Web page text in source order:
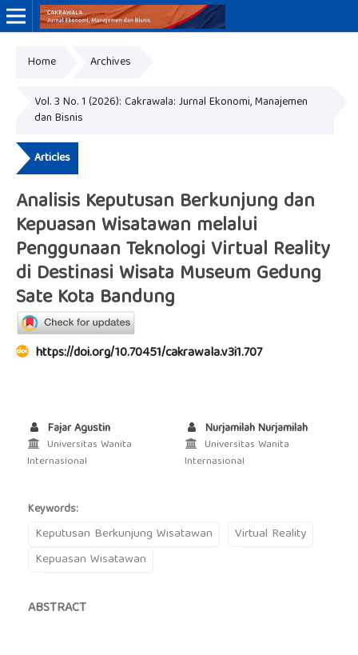
Home Archives
Vol. 3 No. 1 (2026): Cakrawala: Jurnal Ekonomi, Manajemen
dan Bisnis
Articles
Analisis Keputusan Berkunjung dan
Kepuasan Wisatawan melalui
Penggunaan Teknologi Virtual Reality
di Destinasi Wisata Museum Gedung
Sate Kota Bandung
https://doi.org/10.70451/cakrawala.v3i1.707
Fajar Agustin
Universitas Wanita
Internasional
Nurjamilah Nurjamilah
Universitas Wanita
Internasional
Keywords:
Keputusan Berkunjung Wisatawan
Virtual Reality
Kepuasan Wisatawan
ABSTRACT